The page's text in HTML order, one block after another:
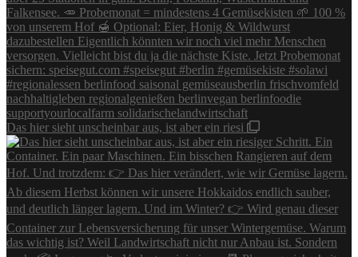
Das hier sieht unscheinbar aus, ist aber ein riesi